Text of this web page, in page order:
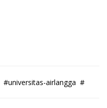
#universitas-airlangga #